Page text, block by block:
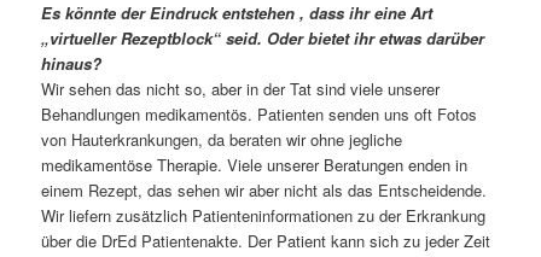
Es könnte der Eindruck entstehen , dass ihr eine Art
„virtueller Rezeptblock“ seid. Oder bietet ihr etwas darüber
hinaus?
Wir sehen das nicht so, aber in der Tat sind viele unserer
Behandlungen medikamentös. Patienten senden uns oft Fotos
von Hauterkrankungen, da beraten wir ohne jegliche
medikamentöse Therapie. Viele unserer Beratungen enden in
einem Rezept, das sehen wir aber nicht als das Entscheidende.
Wir liefern zusätzlich Patienteninformationen zu der Erkrankung
über die DrEd Patientenakte. Der Patient kann sich zu jeder Zeit